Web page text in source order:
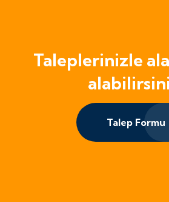
Taleplerinizle
Talep Formu